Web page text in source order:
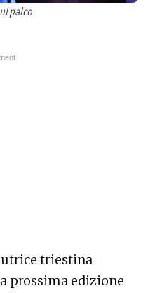
palco
triestina
prossima edizione